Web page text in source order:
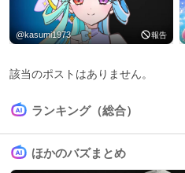
@kasumi1973 報告
該当のポストはありません。
ランキング（総合）
ほかのバズまとめ